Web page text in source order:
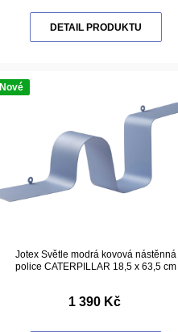
DETAIL PRODUKTU
Nové
Jotex Světle modrá kovová nástěnná
police CATERPILLAR 18,5 x 63,5 cm
1 390 Kč